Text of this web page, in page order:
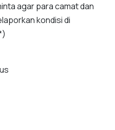
agar para camat dan
kondisi di